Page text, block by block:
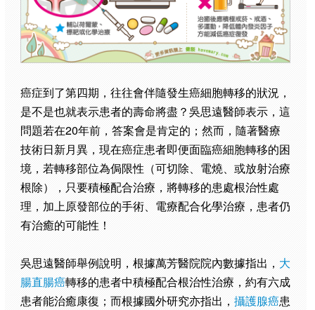
癌症到了第四期，往往會伴隨發生癌細胞轉移的狀況，
是不是也就表示患者的壽命將盡？吳思遠醫師表示，這
問題若在20年前，答案會是肯定的；然而，隨著醫療
技術日新月異，現在癌症患者即便面臨癌細胞轉移的困
境，若轉移部位為侷限性（可切除、電燒、或放射治療
根除），只要積極配合治療，將轉移的患處根治性處
理，加上原發部位的手術、電療配合化學治療，患者仍
有治癒的可能性！
吳思遠醫師舉例說明，根據萬芳醫院院內數據指出， 大
腸直腸癌轉移的患者中積極配合根治性治療，約有六成
患者能治癒康復；而根據國外研究亦指出， 攝護腺癌患